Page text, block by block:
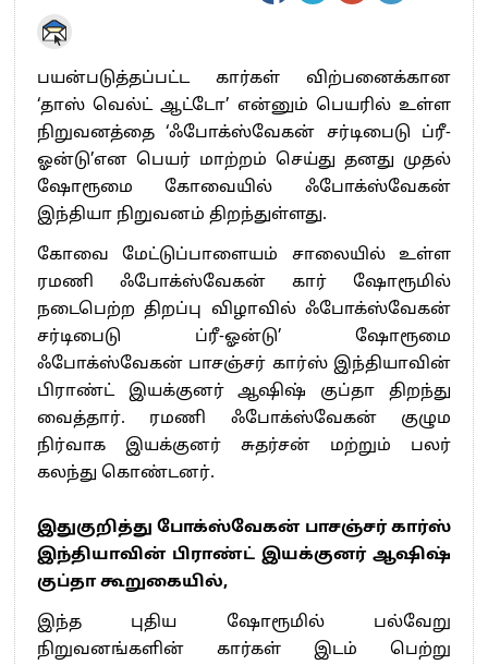
பயன்படுத்தப்பட்ட கார்கள் விற்பனைக்கான
‘தாஸ் வெல்ட் ஆட்டோ’ என்னும் பெயரில் உள்ள
நிறுவனத்தை ‘ஃபோக்ஸ்வேகன் சர்டிபைடு ப்ரீ-
ஓன்டு’என பெயர் மாற்றம் செய்து தனது முதல்
ஷோரூமை கோவையில் ஃபோக்ஸ்வேகன்
இந்தியா நிறுவனம் திறந்துள்ளது.
கோவை மேட்டுப்பாளையம் சாலையில் உள்ள
ரமணி ஃபோக்ஸ்வேகன் கார் ஷோரூமில்
நடைபெற்ற திறப்பு விழாவில் ஃபோக்ஸ்வேகன்
சர்டிபைடு ப்ரீ-ஓன்டு’ ஷோரூமை
ஃபோக்ஸ்வேகன் பாசஞ்சர் கார்ஸ் இந்தியாவின்
பிராண்ட் இயக்குனர் ஆஷிஷ் குப்தா திறந்து
வைத்தார். ரமணி ஃபோக்ஸ்வேகன் குழும
நிர்வாக இயக்குனர் சுதர்சன் மற்றும் பலர்
கலந்து கொண்டனர்.
இதுகுறித்து போக்ஸ்வேகன் பாசஞ்சர் கார்ஸ்
இந்தியாவின் பிராண்ட் இயக்குனர் ஆஷிஷ்
குப்தா கூறுகையில்,
இந்த புதிய ஷோரூமில் பல்வேறு
நிறுவனங்களின் கார்கள் இடம் பெற்று